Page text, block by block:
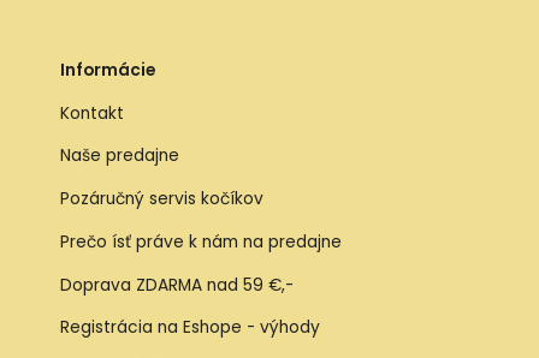
Informácie
Kontakt
Naše predajne
Pozáručný servis kočíkov
Prečo ísť práve k nám na predajne
Doprava ZDARMA nad 59 €,-
Registrácia na Eshope - výhody